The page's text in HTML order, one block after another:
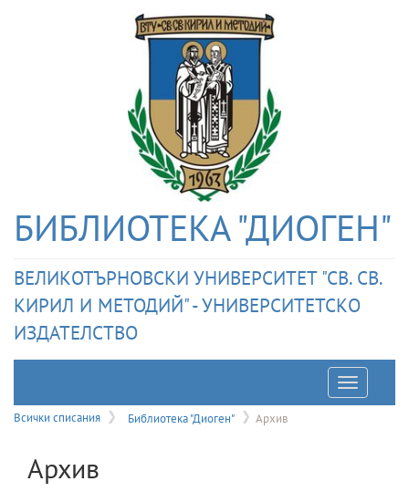
БИБЛИОТЕКА "ДИОГЕН"
ВЕЛИКОТЪРНОВСКИ УНИВЕРСИТЕТ "СВ. СВ.
КИРИЛ И МЕТОДИЙ" - УНИВЕРСИТЕТСКО
ИЗДАТЕЛСТВО
Отваряне
на
Всички списания Библиотека "Диоген" Архив
Архив